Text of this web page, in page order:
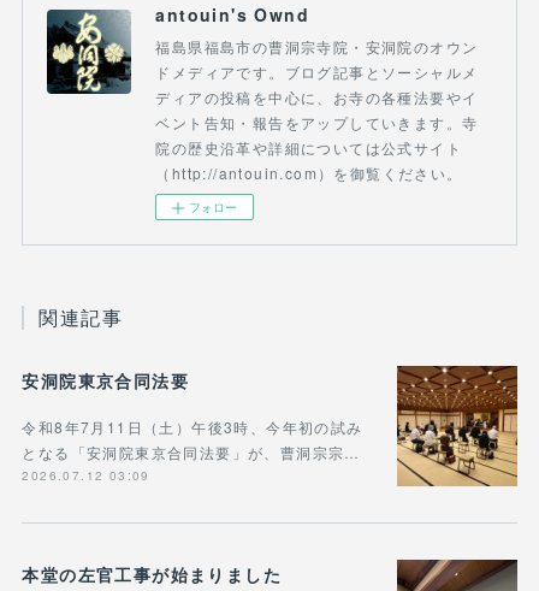
antouin's Ownd
福島県福島市の曹洞宗寺院・安洞院のオウン
ドメディアです。ブログ記事とソーシャルメ
ディアの投稿を中心に、お寺の各種法要やイ
ベント告知・報告をアップしていきます。寺
院の歴史沿革や詳細については公式サイト
（http://antouin.com）を御覧ください。
フォロー
関連記事
安洞院東京合同法要
令和8年7月11日（土）午後3時、今年初の試み
となる「安洞院東京合同法要」が、曹洞宗宗…
2026.07.12 03:09
本堂の左官工事が始まりました